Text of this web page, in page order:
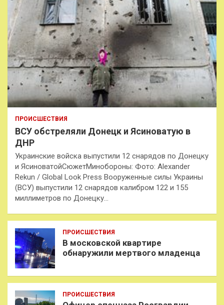
ПРОИСШЕСТВИЯ
ВСУ обстреляли Донецк и Ясиноватую в
ДНР
Украинские войска выпустили 12 снарядов по Донецку
и ЯсиноватойСюжетМинобороны: Фото: Alexander
Rekun / Global Look Press Вооруженные силы Украины
(ВСУ) выпустили 12 снарядов калибром 122 и 155
миллиметров по Донецку…
ПРОИСШЕСТВИЯ
В московской квартире
обнаружили мертвого младенца
ПРОИСШЕСТВИЯ